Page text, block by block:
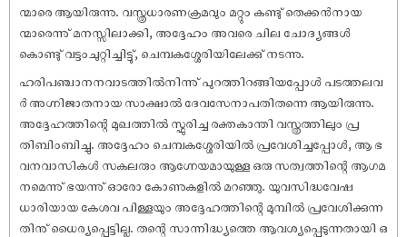
ന്മാരെ ആയിരുന്നു. വസ്ത്രധാരണക്രമവും മറ്റും കണ്ടു് തെക്കൻനായ
ന്മാരെന്നു് മനസ്സിലാക്കി, അദ്ദേഹം അവരെ ചില ചോദ്യങ്ങൾ
കൊണ്ടു് വട്ടംചുറ്റിച്ചിട്ടു്, ചെമ്പകശ്ശേരിയിലേക്കു് നടന്നു.
ഹരിപഞ്ചാനനവാടത്തിൽനിന്നു് പുറത്തിറങ്ങിയപ്പോൾ പടത്തലവ
ർ അഗ്നിജാതനായ സാക്ഷാൽ ദേവസേനാപതിതന്നെ ആയിരുന്നു.
അദ്ദേഹത്തിന്റെ മുഖത്തിൽ സ്ഫുരിച്ച രക്തകാന്തി വസ്ത്രത്തിലും പ്ര
തിബിംബിച്ചു. അദ്ദേഹം ചെമ്പകശ്ശേരിയിൽ പ്രവേശിച്ചപ്പോൾ, ആ ഭ
വനവാസികൾ സകലരും ആഗ്നേയമായുള്ള ഒരു സത്വത്തിന്റെ ആഗമ
നമെന്നു് ഭയന്നു് ഓരോ കോണുകളിൽ മറഞ്ഞു. യുവസിദ്ധവേഷ
ധാരിയായ കേശവ പിള്ളയും അദ്ദേഹത്തിന്റെ മുമ്പിൽ പ്രവേശിക്കുന്ന
തിനു് ധൈര്യപ്പെട്ടില്ല. തന്റെ സാന്നിദ്ധ്യത്തെ ആവശ്യപ്പെടുന്നതായി ഒ